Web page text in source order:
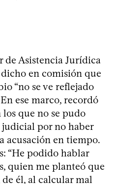
Asistencia Jurídica
en comisión que
“no se ve reflejado
ese marco, recordó
los que no se pudo
por no haber
acusación en tiempo.
“He podido hablar
quien me planteó que
él, al calcular mal